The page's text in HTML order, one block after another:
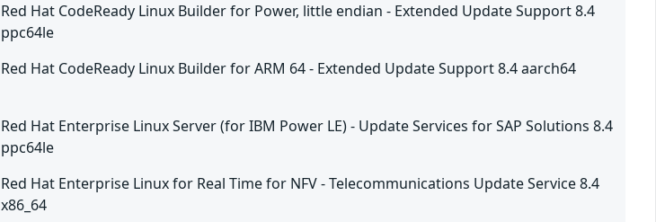
Red Hat CodeReady Linux Builder for Power, little endian - Extended Update Support 8.4
ppc64le
Red Hat CodeReady Linux Builder for ARM 64 - Extended Update Support 8.4 aarch64
Red Hat Enterprise Linux Server (for IBM Power LE) - Update Services for SAP Solutions 8.4
ppc64le
Red Hat Enterprise Linux for Real Time for NFV - Telecommunications Update Service 8.4
x86_64